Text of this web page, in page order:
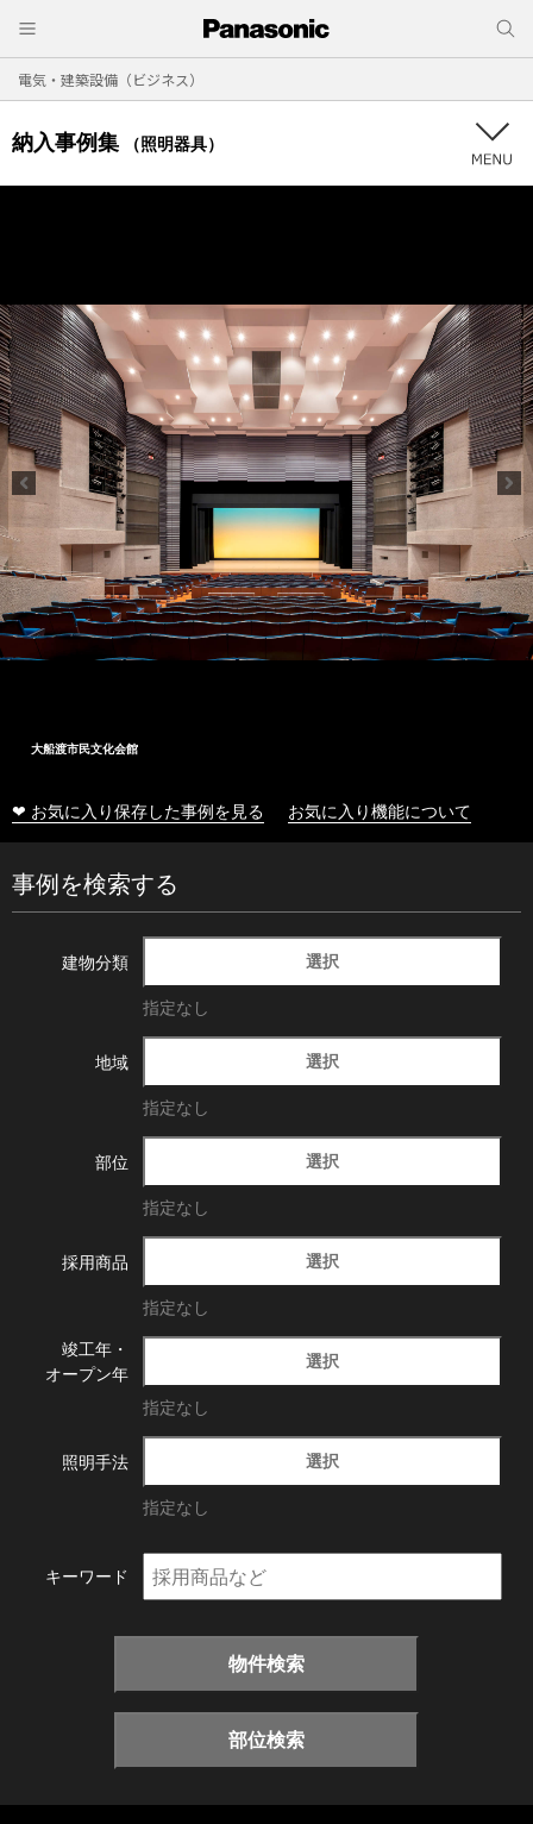
電気・建築設備（ビジネス）
納入事例集 （照明器具）
大船渡市民文化会館
❤ お気に入り保存した事例を見る お気に入り機能について
事例を検索する
建物分類 選択
指定なし
地域 選択
指定なし
部位 選択
指定なし
採用商品 選択
指定なし
竣工年・
オープン年
選択
指定なし
照明手法 選択
指定なし
キーワード
物件検索
部位検索